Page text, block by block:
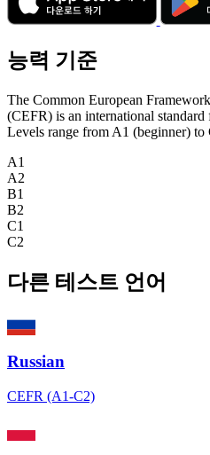
능력 기준
The Common European
(CEFR) is an international
Levels range from A1 (beginner) to
A1
A2
B1
B2
C1
C2
다른 테스트 언어
Russian
CEFR (A1-C2)